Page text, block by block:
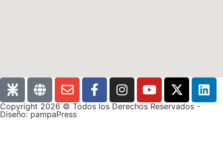
Copyright 2026 © Todos los Derechos Reservados -
Diseño: pampaPress